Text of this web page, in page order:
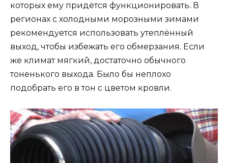
которых ему придётся функционировать. В
регионах с холодными морозными зимами
рекомендуется использовать утеплённый
выход, чтобы избежать его обмерзания. Если
же климат мягкий, достаточно обычного
тоненького выхода. Было бы неплохо
подобрать его в тон с цветом кровли.